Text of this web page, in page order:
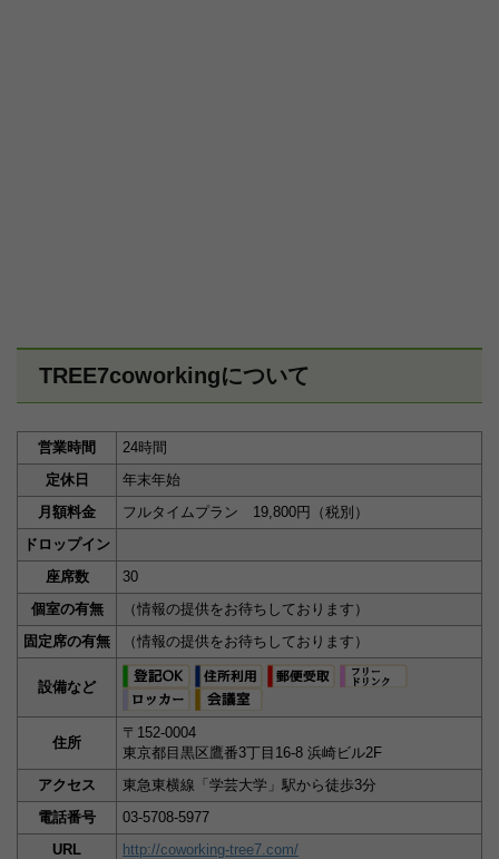
TREE7coworkingについて
営業時間
24時間
定休日
年末年始
月額料金
フルタイムプラン 19,800円（税別）
ドロップイン
座席数
30
個室の有無
（情報の提供をお待ちしております）
固定席の有無
（情報の提供をお待ちしております）
設備など
住所
〒152-0004
東京都目黒区鷹番3丁目16-8 浜崎ビル2F
アクセス
東急東横線「学芸大学」駅から徒歩3分
電話番号
03-5708-5977
URL
http://coworking-tree7.com/